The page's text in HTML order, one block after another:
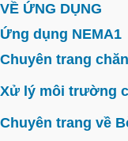
VỀ ỨNG DỤNG
Ứng dụng NEMA1
Chuyên trang
Xử lý môi trường
Chuyên trang về